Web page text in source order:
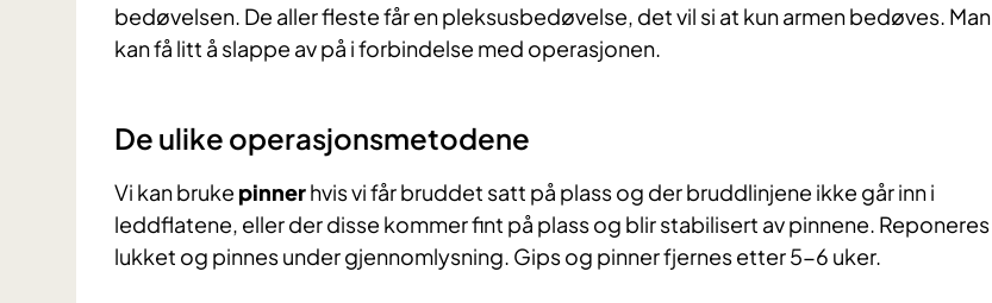
bedøvelsen. De aller fleste får en pleksusbedøvelse, det vil si at kun armen bedøves. Man
kan få litt å slappe av på i forbindelse med operasjonen.
De ulike operasjonsmetodene
Vi kan bruke pinnerhvis vi får bruddet satt på plass og der bruddlinjene ikke går inn i
leddflatene, eller der disse kommer fint på plass og blir stabilisert av pinnene. Reponeres
lukket og pinnes under gjennomlysning. Gips og pinner fjernes etter 5-6 uker.